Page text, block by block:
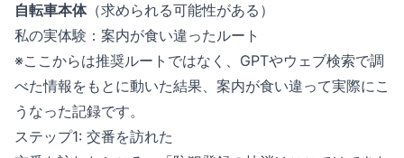
自転車本体（求められる可能性がある）
私の実体験：案内が食い違ったルート
※ここからは推奨ルートではなく、GPTやウェブ検索で調
べた情報をもとに動いた結果、案内が食い違って実際にこ
うなった記録です。
ステップ1: 交番を訪れた